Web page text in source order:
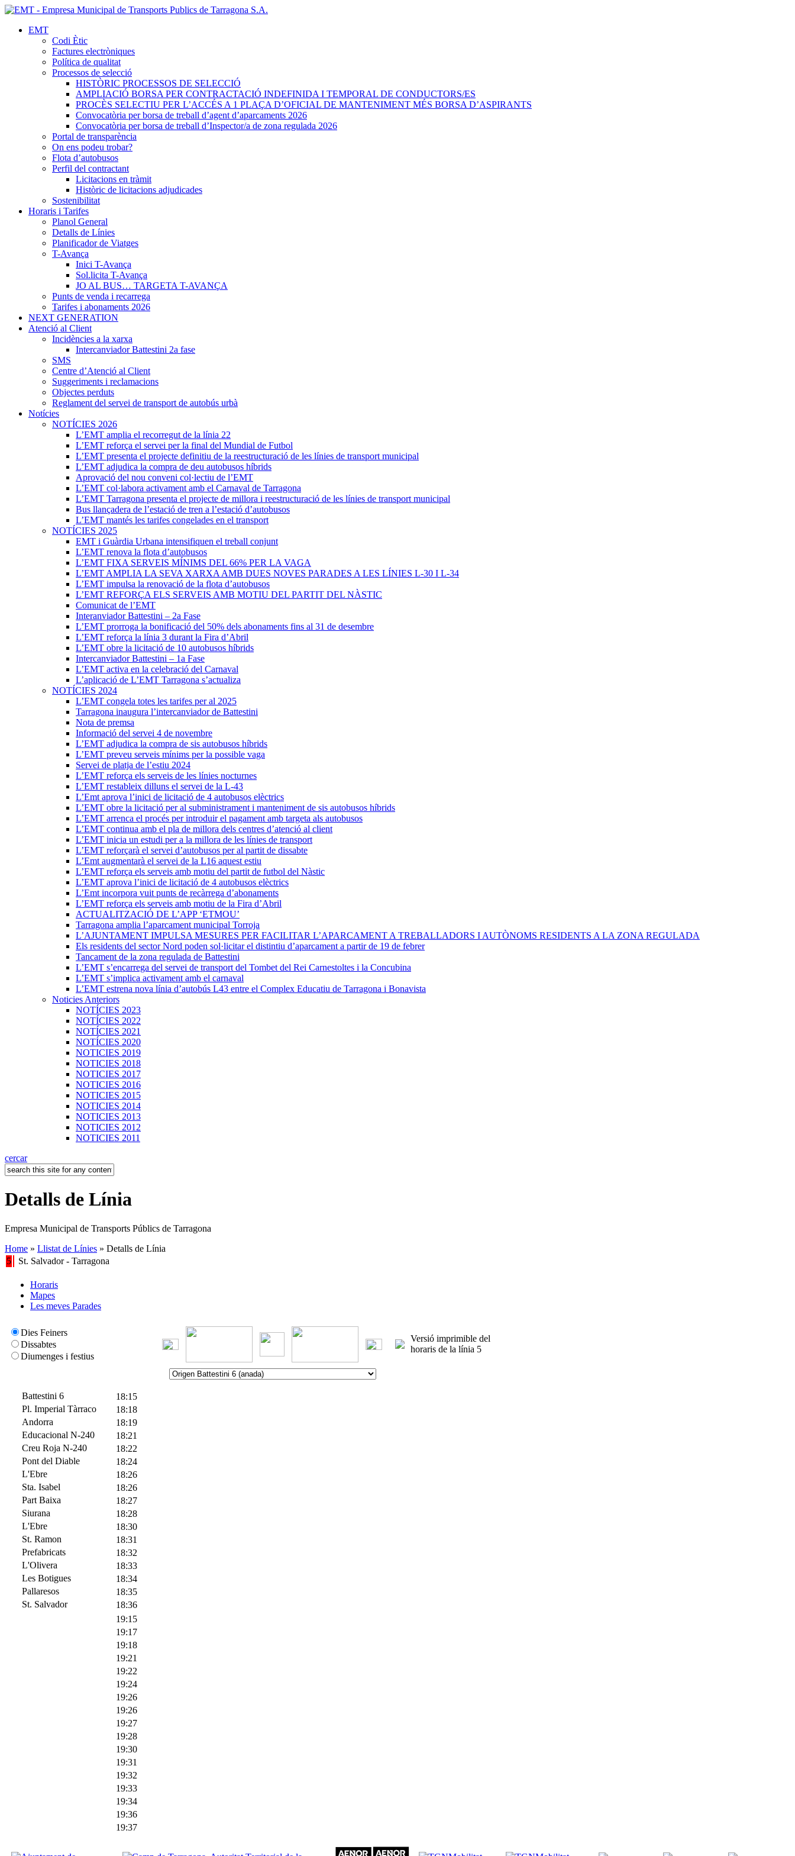
EMT
Codi Ètic
Factures electròniques
Política de qualitat
Processos de selecció
HISTÒRIC PROCESSOS DE SELECCIÓ
AMPLIACIÓ BORSA PER CONTRACTACIÓ INDEFINIDA I TEMPORAL DE CONDUCTORS/ES
PROCÈS SELECTIU PER L’ACCÉS A 1 PLAÇA D’OFICIAL DE MANTENIMENT MÉS BORSA D’ASPIRANTS
Convocatòria per borsa de treball d’agent d’aparcaments 2026
Convocatòria per borsa de treball d’Inspector/a de zona regulada 2026
Portal de transparència
On ens podeu trobar?
Flota d’autobusos
Perfil del contractant
Licitacions en tràmit
Històric de licitacions adjudicades
Sostenibilitat
Horaris i Tarifes
Planol General
Detalls de Línies
Planificador de Viatges
T-Avança
Inici T-Avança
Sol.licita T-Avança
JO AL BUS… TARGETA T-AVANÇA
Punts de venda i recarrega
Tarifes i abonaments 2026
NEXT GENERATION
Atenció al Client
Incidències a la xarxa
Intercanviador Battestini 2a fase
SMS
Centre d’Atenció al Client
Suggeriments i reclamacions
Objectes perduts
Reglament del servei de transport de autobús urbà
Notícies
NOTÍCIES 2026
L’EMT amplia el recorregut de la línia 22
L’EMT reforça el servei per la final del Mundial de Futbol
L’EMT presenta el projecte definitiu de la reestructuració de les línies de transport municipal
L’EMT adjudica la compra de deu autobusos híbrids
Aprovació del nou conveni col·lectiu de l’EMT
L’EMT col·labora activament amb el Carnaval de Tarragona
L’EMT Tarragona presenta el projecte de millora i reestructuració de les línies de transport municipal
Bus llançadera de l’estació de tren a l’estació d’autobusos
L’EMT mantés les tarifes congelades en el transport
NOTÍCIES 2025
EMT i Guàrdia Urbana intensifiquen el treball conjunt
L’EMT renova la flota d’autobusos
L’EMT FIXA SERVEIS MÍNIMS DEL 66% PER LA VAGA
L’EMT AMPLIA LA SEVA XARXA AMB DUES NOVES PARADES A LES LÍNIES L-30 I L-34
L’EMT impulsa la renovació de la flota d’autobusos
L’EMT REFORÇA ELS SERVEIS AMB MOTIU DEL PARTIT DEL NÀSTIC
Comunicat de l’EMT
Interanviador Battestini – 2a Fase
L’EMT prorroga la bonificació del 50% dels abonaments fins al 31 de desembre
L’EMT reforça la línia 3 durant la Fira d’Abril
L’EMT obre la licitació de 10 autobusos híbrids
Intercanviador Battestini – 1a Fase
L’EMT activa en la celebració del Carnaval
L’aplicació de L’EMT Tarragona s’actualiza
NOTÍCIES 2024
L’EMT congela totes les tarifes per al 2025
Tarragona inaugura l’intercanviador de Battestini
Nota de premsa
Informació del servei 4 de novembre
L’EMT adjudica la compra de sis autobusos híbrids
L’EMT preveu serveis mínims per la possible vaga
Servei de platja de l’estiu 2024
L’EMT reforça els serveis de les línies nocturnes
L’EMT restableix dilluns el servei de la L-43
L’Emt aprova l’inici de licitació de 4 autobusos elèctrics
L’EMT obre la licitació per al subministrament i manteniment de sis autobusos híbrids
L’EMT arrenca el procés per introduir el pagament amb targeta als autobusos
L’EMT continua amb el pla de millora dels centres d’atenció al client
L’EMT inicia un estudi per a la millora de les línies de transport
L’EMT reforçarà el servei d’autobusos per al partit de dissabte
L’Emt augmentarà el servei de la L16 aquest estiu
L’EMT reforça els serveis amb motiu del partit de futbol del Nàstic
L’EMT aprova l’inici de licitació de 4 autobusos elèctrics
L’Emt incorpora vuit punts de recàrrega d’abonaments
L’EMT reforça els serveis amb motiu de la Fira d’Abril
ACTUALITZACIÓ DE L’APP ‘ETMOU’
Tarragona amplia l’aparcament municipal Torroja
L’AJUNTAMENT IMPULSA MESURES PER FACILITAR L’APARCAMENT A TREBALLADORS I AUTÒNOMS RESIDENTS A LA ZONA REGULADA
Els residents del sector Nord poden sol·licitar el distintiu d’aparcament a partir de 19 de febrer
Tancament de la zona regulada de Battestini
L’EMT s’encarrega del servei de transport del Tombet del Rei Carnestoltes i la Concubina
L’EMT s’implica activament amb el carnaval
L’EMT estrena nova línia d’autobús L43 entre el Complex Educatiu de Tarragona i Bonavista
Noticies Anteriors
NOTÍCIES 2023
NOTÍCIES 2022
NOTÍCIES 2021
NOTÍCIES 2020
NOTICIES 2019
NOTICIES 2018
NOTICIES 2017
NOTICIES 2016
NOTICIES 2015
NOTICIES 2014
NOTICIES 2013
NOTICIES 2012
NOTICIES 2011
cercar
Detalls de Línia
Empresa Municipal de Transports Públics de Tarragona
Home » Llistat de Línies » Detalls de Línia
5
St. Salvador - Tarragona
Horaris
Mapes
Les meves Parades
Dies Feiners
Dissabtes
Diumenges i festius
Versió imprimible del
horaris de la línia 5
Battestini 6
Pl. Imperial Tàrraco
Andorra
Educacional N-240
Creu Roja N-240
Pont del Diable
L'Ebre
Sta. Isabel
Part Baixa
Siurana
L'Ebre
St. Ramon
Prefabricats
L'Olivera
Les Botigues
Pallaresos
St. Salvador
18:15
18:18
18:19
18:21
18:22
18:24
18:26
18:26
18:27
18:28
18:30
18:31
18:32
18:33
18:34
18:35
18:36
19:15
19:17
19:18
19:21
19:22
19:24
19:26
19:26
19:27
19:28
19:30
19:31
19:32
19:33
19:34
19:36
19:37